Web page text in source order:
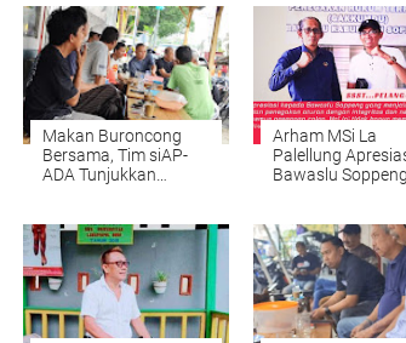
Makan Buroncong
Bersama, Tim siAP-
ADA Tunjukkan
Arham MSi La
Palellung
Bawaslu